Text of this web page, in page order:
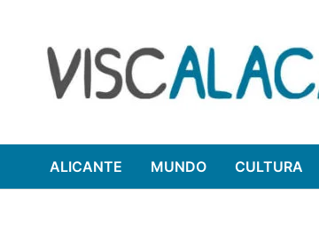
contenido
ALICANTE MUNDO CULTURA